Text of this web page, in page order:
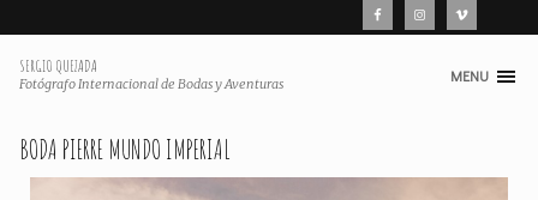
SERGIO QUEZADA
Fotógrafo Internacional de Bodas y Aventuras
Skip
content
MENU
BODA PIERRE MUNDO IMPERIAL